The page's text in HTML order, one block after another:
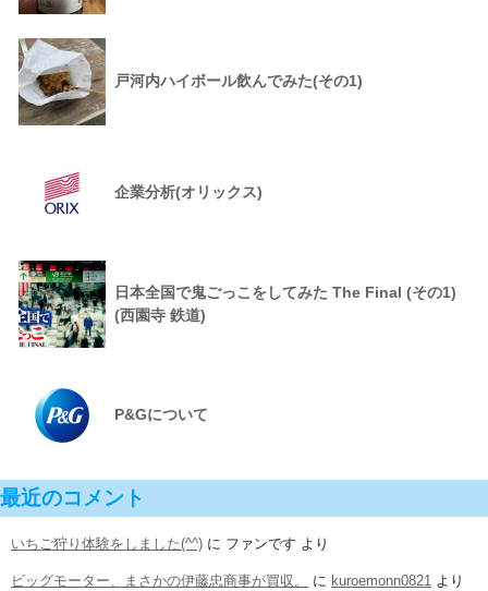
戸河内ハイボール飲んでみた(その1)
企業分析(オリックス)
日本全国で鬼ごっこをしてみた The Final (その1)
(西園寺 鉄道)
P&Gについて
最近のコメント
いちご狩り体験をしました(^^) に ファンです より
ビッグモーター、まさかの伊藤忠商事が買収。 に kuroemonn0821 より